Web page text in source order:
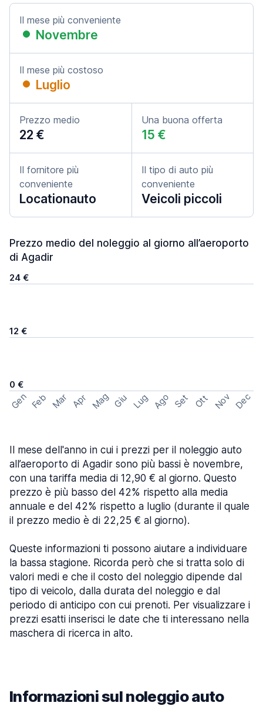
Il mese più conveniente
Novembre
Il mese più costoso
Luglio
Prezzo medio
22 €
Una buona offerta
15 €
Il fornitore più
conveniente
Locationauto
Il tipo di auto più
conveniente
Veicoli piccoli
Prezzo medio del noleggio al giorno all’aeroporto
di Agadir
24 €
12 €
0 €
Gen Feb Mar Apr Mag Giu Lug Ago Set Ott Nov Dec
Il mese dell'anno in cui i prezzi per il noleggio auto
all’aeroporto di Agadir sono più bassi è novembre,
con una tariffa media di 12,90 € al giorno. Questo
prezzo è più basso del 42% rispetto alla media
annuale e del 42% rispetto a luglio (durante il quale
il prezzo medio è di 22,25 € al giorno).
Queste informazioni ti possono aiutare a individuare
la bassa stagione. Ricorda però che si tratta solo di
valori medi e che il costo del noleggio dipende dal
tipo di veicolo, dalla durata del noleggio e dal
periodo di anticipo con cui prenoti. Per visualizzare i
prezzi esatti inserisci le date che ti interessano nella
maschera di ricerca in alto.
Informazioni sul noleggio auto